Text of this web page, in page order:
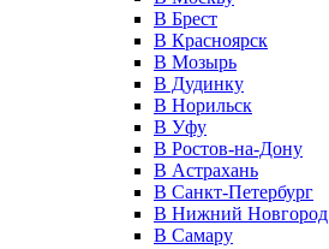
В Брест
В Красноярск
В Мозырь
В Дудинку
В Норильск
В Уфу
В Ростов-на-Дону
В Астрахань
В Санкт-Петербург
В Нижний Новгород
В Самару